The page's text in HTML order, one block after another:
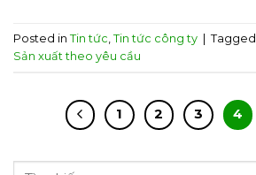
Posted in Tin tức Tin tức công ty | Tagged
Sản xuất theo yêu cầu
1 2 3 4